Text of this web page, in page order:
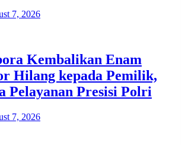
7, 2026
Kembalikan Enam
Hilang kepada Pemilik,
Pelayanan Presisi Polri
7, 2026